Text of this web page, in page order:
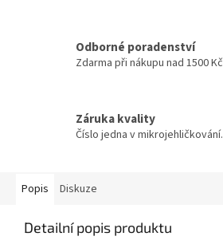
Odborné poradenství
Zdarma při nákupu nad 1500 Kč
Záruka kvality
Číslo jedna v mikrojehličkování.
Popis Diskuze
Detailní popis produktu